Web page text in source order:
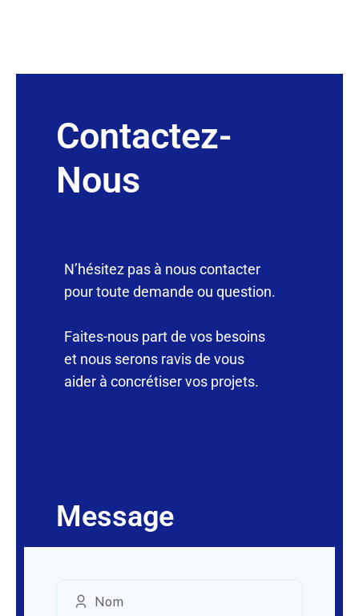
Contactez-
Nous
N’hésitez pas à nous contacter
pour toute demande ou question.
Faites-nous part de vos besoins
et nous serons ravis de vous
aider à concrétiser vos projets.
Message